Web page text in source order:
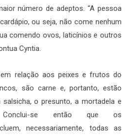
número de adeptos. “A pessoa
ou seja, não come nenhum
comendo ovos, laticínios e outros
Cyntia.
relação aos peixes e frutos do
são carne e, portanto, estão
o presunto, a mortadela e
Conclui-se então que os
necessariamente, todas as